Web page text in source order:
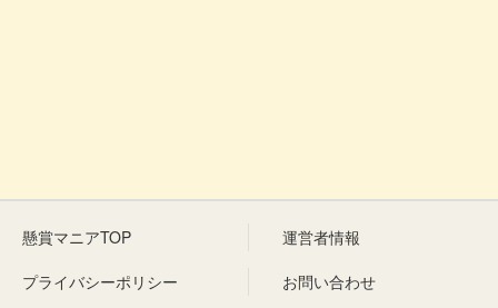
懸賞マニアTOP
運営者情報
プライバシーポリシー
お問い合わせ